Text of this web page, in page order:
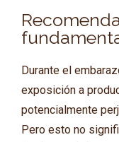
Durante el
exposición a
potencialmente
Pero esto no